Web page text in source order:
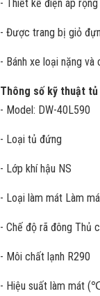
- Thiết kế điện áp
- Được trang bị giỏ
- Bánh xe loại nặng
Thông số kỹ thuật
- Model: DW-40L590
- Loại tủ đứng
- Lớp khí hậu NS
- Loại làm mát Làm
- Chế độ rã đông Thủ
- Môi chất lạnh R290
- Hiệu suất làm mát